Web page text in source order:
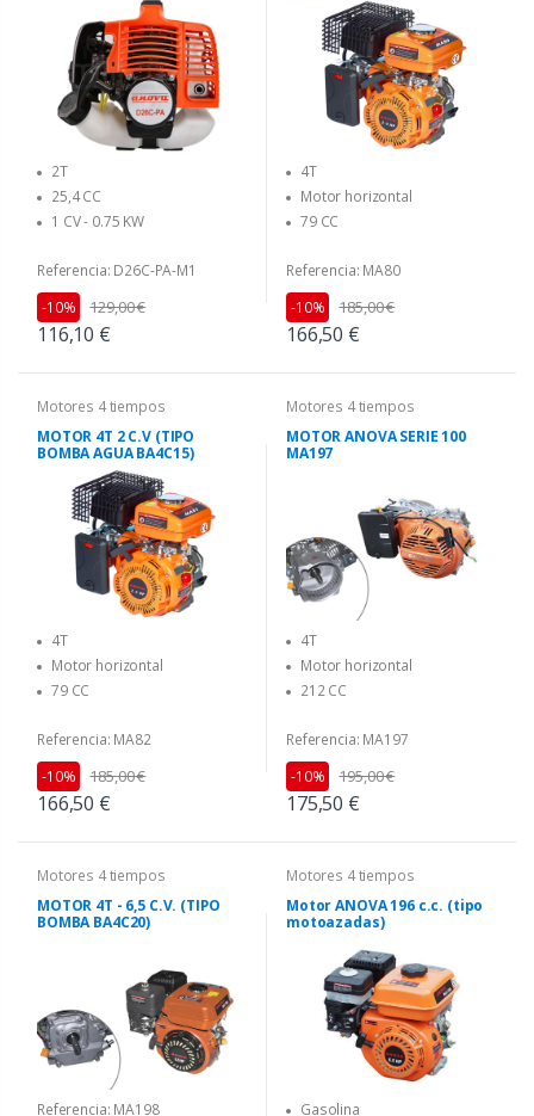
2T
25,4 CC
1 CV - 0.75 KW
Referencia: D26C-PA-M1
116,10 €
-10% 129,00 €
4T
Motor horizontal
79 CC
Referencia: MA80
166,50 €
-10% 185,00 €
Motores 4 tiempos
MOTOR 4T 2 C.V (TIPO
BOMBA AGUA BA4C15)
4T
Motor horizontal
79 CC
Referencia: MA82
166,50 €
-10% 185,00 €
Motores 4 tiempos
MOTOR ANOVA SERIE 100
MA197
4T
Motor horizontal
212 CC
Referencia: MA197
175,50 €
-10% 195,00 €
Motores 4 tiempos
MOTOR 4T - 6,5 C.V. (TIPO
BOMBA BA4C20)
Referencia: MA198
Motores 4 tiempos
Motor ANOVA 196 c.c. (tipo
motoazadas)
Gasolina